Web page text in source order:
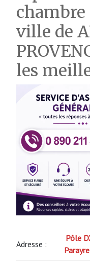
chambre
ville de
les
Adresse :
Pôle